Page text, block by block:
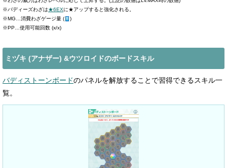
※バディーズわざは★6EXに★アップすると強化される。
※MG…消費わざゲージ量 (
)
※PP…使用可能回数 (x/x)
ミヅキ (アナザー) &ウツロイドのボードスキル
バディストーンボードのパネルを解放することで習得できるスキル一
覧。